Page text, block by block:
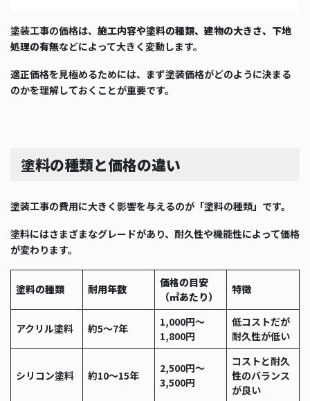
塗装工事の価格は、 施工内容や塗料の種類、建物の大きさ、下地
処理の有無などによって大きく変動します。
適正価格を見極めるためには、まず塗装価格がどのように決まる
のかを理解しておくことが重要です。
塗料の種類と価格の違い
塗装工事の費用に大きく影響を与えるのが「塗料の種類」です。
塗料にはさまざまなグレードがあり、耐久性や機能性によって価格
が変わります。
塗料の種類 耐用年数
価格の目安
（㎡あたり）
特徴
アクリル塗料 約5〜7年
1,000円〜
1,800円
低コストだが
耐久性が低い
シリコン塗料 約10〜15年
2,500円〜
3,500円
コストと耐久
性のバランス
が良い